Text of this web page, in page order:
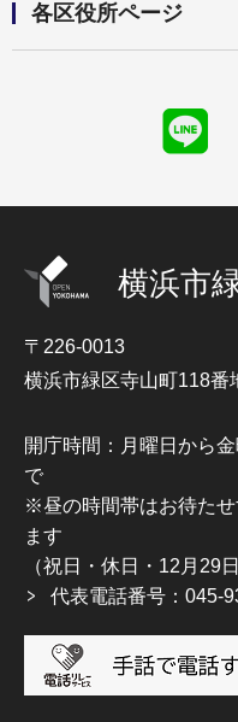
各区役所ページ
横浜市
〒226-0013
横浜市緑区寺山町118番
開庁時間：月曜日から
で
※昼の時間帯はお待た
ます
（祝日・休日・12月29
代表電話番号：045-